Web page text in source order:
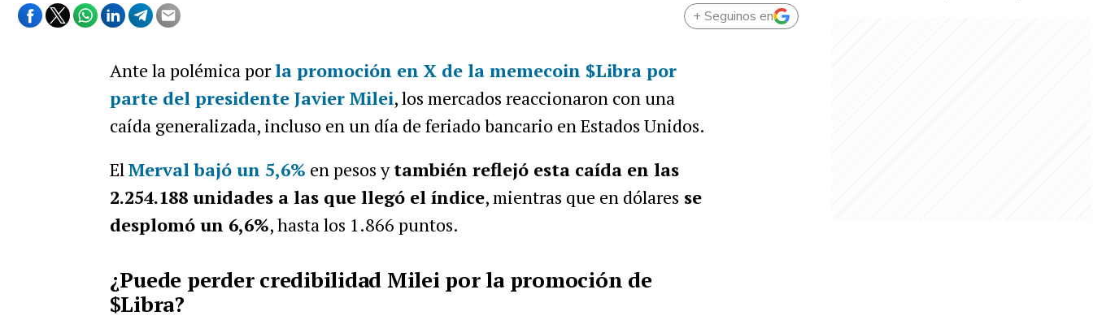
+ Seguinos en
Ante la polémica porla promoción en X de la memecoin $Libra por
parte del presidente Javier Milei, los mercados reaccionaron con una
caída generalizada, incluso en un día de feriado bancario en Estados Unidos.
ElMerval bajó un 5,6% en pesos ytambién reflejó esta caída en las
2.254.188 unidades a las que llegó el índice, mientras que en dólares se
desplomó un 6,6%, hasta los 1.866 puntos.
¿Puede perder credibilidad Milei por la promoción de
$Libra?